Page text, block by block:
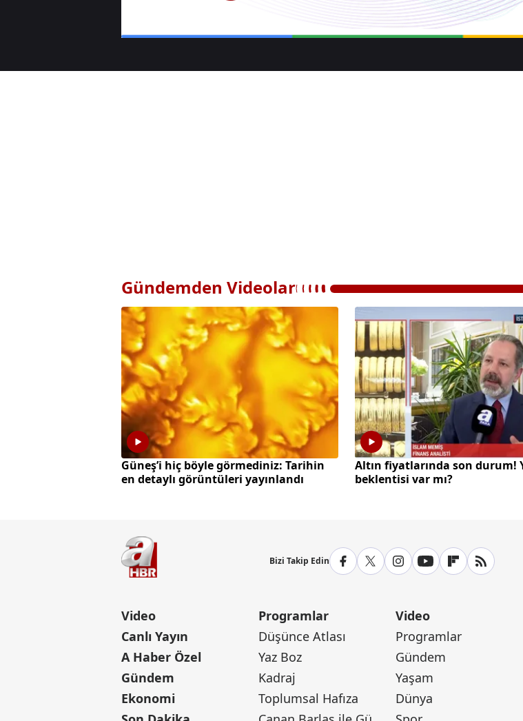
Gündemden Videolar
Güneş’i hiç böyle görmediniz: Tarihin
en detaylı görüntüleri yayınlandı
Altın fiyatlarında son durum!
beklentisi var mı?
Bizi Takip Edin
Video
Canlı Yayın
A Haber Özel
Gündem
Ekonomi
Programlar
Düşünce Atlası
Yaz Boz
Kadraj
Toplumsal Hafıza
Video
Programlar
Gündem
Yaşam
Dünya